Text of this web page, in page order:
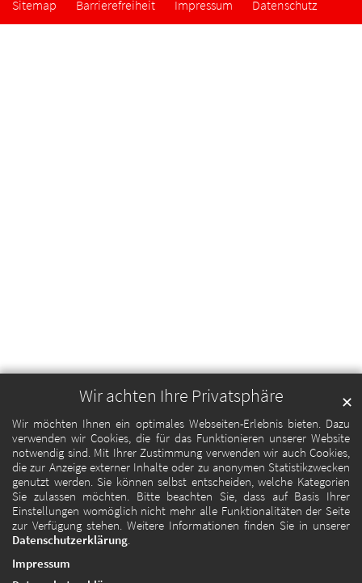
Wir achten Ihre Privatsphäre
Wir möchten Ihnen ein optimales Webseiten-Erlebnis bieten. Dazu
verwenden wir Cookies, die für das Funktionieren unserer Website
notwendig sind. Mit Ihrer Zustimmung verwenden wir auch Cookies,
die zur Anzeige externer Inhalte oder zu anonymen Statistikzwecken
genutzt werden. Sie können selbst entscheiden, welche Kategorien
Sie zulassen möchten. Bitte beachten Sie, dass auf Basis Ihrer
Einstellungen womöglich nicht mehr alle Funktionalitäten der Seite
zur Verfügung stehen. Weitere Informationen finden Sie in unserer
Datenschutzerklärung.
✕
Impressum
Sitemap
Barrierefreiheit Impressum Datenschutz